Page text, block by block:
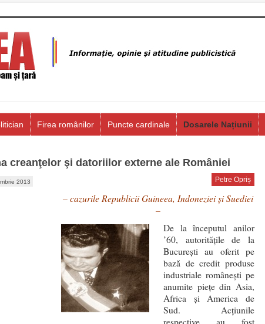
Firea românilor Puncte cardinale Dosarele Națiunii
creanţelor şi datoriilor externe ale României
2013 Petre Opriș
– cazurile Republicii Guineea, Indoneziei şi Suediei
–
De la începutul anilor
’60, autorităţile de la
Bucureşti au oferit pe
bază de credit produse
industriale româneşti pe
anumite pieţe din Asia,
Africa şi America de
Sud. Acţiunile
respective au fost